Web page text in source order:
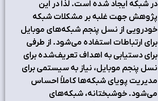
در شبکه ايجاد شده است. لذا در اين
پژوهش جهت غلبه بر مشکلات شبکه
خودرويي از نسل پنجم شبکه‌هاي موبايل
براي ارتباطات استفاده مي‌شود. از طرفي
براي دستيابي به اهداف تعريف‌شده براي
نسل پنجم موبايل، نياز به سيستمي براي
مديريت پوياي شبکه‌ها کاملاً احساس
مي‌شود. خوشبختانه، شبکه‌هاي